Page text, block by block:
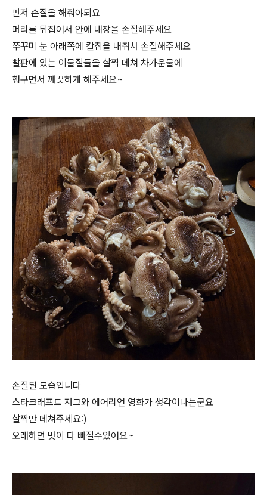
먼저 손질을 해줘야되요
머리를 뒤집어서 안에 내장을 손질해주세요
쭈꾸미 눈 아래쪽에 칼집을 내줘서 손질해주세요
빨판에 있는 이물질들을 살짝 데쳐 차가운물에
행구면서 깨끗하게 해주세요~
손질된 모습입니다
스타크래프트 저그와 에어리언 영화가 생각이나는군요
살짝만 데쳐주세요:)
오래하면 맛이 다 빠질수있어요~